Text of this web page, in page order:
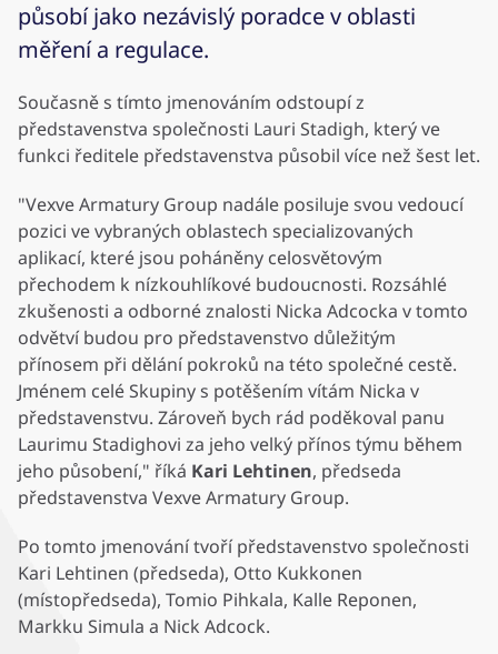
působí jako nezávislý poradce v oblasti
měření a regulace.
Současně s tímto jmenováním odstoupí z
představenstva společnosti Lauri Stadigh, který ve
funkci ředitele představenstva působil více než šest let.
"Vexve Armatury Group nadále posiluje svou vedoucí
pozici ve vybraných oblastech specializovaných
aplikací, které jsou poháněny celosvětovým
přechodem k nízkouhlíkové budoucnosti. Rozsáhlé
zkušenosti a odborné znalosti Nicka Adcocka v tomto
odvětví budou pro představenstvo důležitým
přínosem při dělání pokroků na této společné cestě.
Jménem celé Skupiny s potěšením vítám Nicka v
představenstvu. Zároveň bych rád poděkoval panu
Laurimu Stadighovi za jeho velký přínos týmu během
jeho působení," říká Kari Lehtinen, předseda
představenstva Vexve Armatury Group.
Po tomto jmenování tvoří představenstvo společnosti
Kari Lehtinen (předseda), Otto Kukkonen
(místopředseda), Tomio Pihkala, Kalle Reponen,
Markku Simula a Nick Adcock.